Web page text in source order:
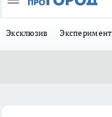
Эксклюзив Эксперимент